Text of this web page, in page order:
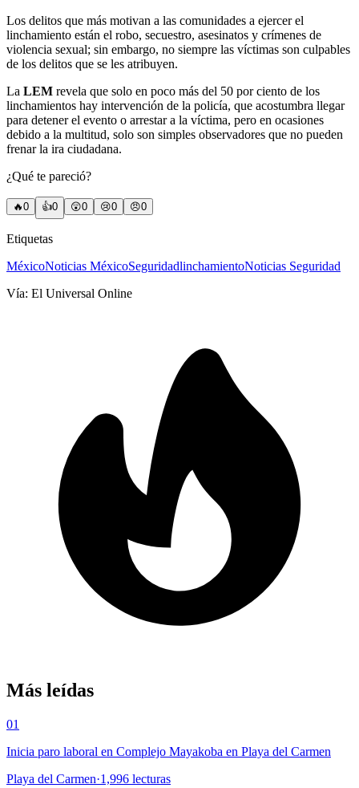
Los delitos que más motivan a las comunidades a ejercer el
linchamiento están el robo, secuestro, asesinatos y crímenes de
violencia sexual; sin embargo, no siempre las víctimas son culpables
de los delitos que se les atribuyen.
La LEM revela que solo en poco más del 50 por ciento de los
linchamientos hay intervención de la policía, que acostumbra llegar
para detener el evento o arrestar a la víctima, pero en ocasiones
debido a la multitud, solo son simples observadores que no pueden
frenar la ira ciudadana.
¿Qué te pareció?
🔥0 👍0 😲0 😢0 😠0
Etiquetas
MéxicoNoticias MéxicoSeguridadlinchamientoNoticias Seguridad
Vía: El Universal Online
Más leídas
01
Inicia paro laboral en Complejo Mayakoba en Playa del Carmen
Playa del Carmen·1,996 lecturas